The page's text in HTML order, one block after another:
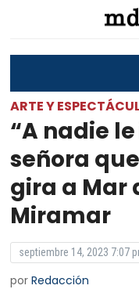
ARTE Y
“A nadie
señora
gira a Mar
Miramar
septiembre 14, 2023 7:07
porRedacción